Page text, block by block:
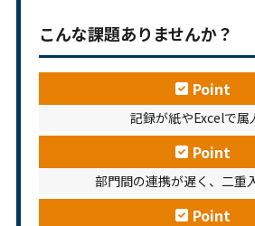
こんな課題ありませんか？
Point
記録が紙やExcelで属
Point
部門間の連携が遅く、二重
Point